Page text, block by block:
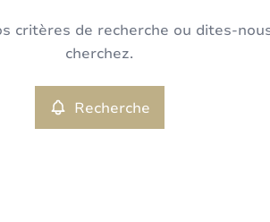
critères de recherche ou dites-
cherchez.
Recherche